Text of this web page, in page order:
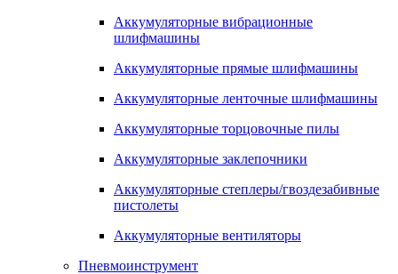
Аккумуляторные вибрационные
шлифмашины
Аккумуляторные прямые шлифмашины
Аккумуляторные ленточные шлифмашины
Аккумуляторные торцовочные пилы
Аккумуляторные заклепочники
Аккумуляторные степлеры/гвоздезабивные
пистолеты
Аккумуляторные вентиляторы
Пневмоинструмент